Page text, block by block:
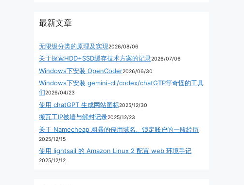
最新文章
无限级分类的原理及实现2026/08/06
关于探索HDD+SSD缓存技术方案的记录2026/07/06
Windows下安装 OpenCoder2026/06/30
Windows下安装 gemini-cli/codex/chatGTP等奇怪的工具
们2026/04/23
使用 chatGPT 生成网站图标2025/12/30
搬瓦工IP被墙与解封记录2025/12/23
关于 Namecheap 粗暴的停用域名、锁定账户的一段经历
2025/12/15
使用 lightsail 的 Amazon Linux 2 配置 web 环境手记
2025/12/12